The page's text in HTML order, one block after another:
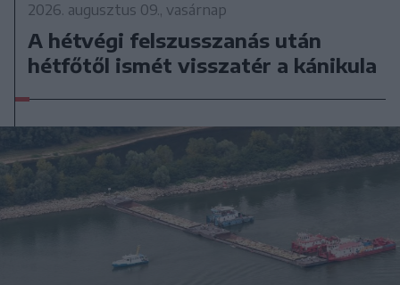
2026. augusztus 09., vasárnap
A hétvégi felszusszanás után
hétfőtől ismét visszatér a kánikula